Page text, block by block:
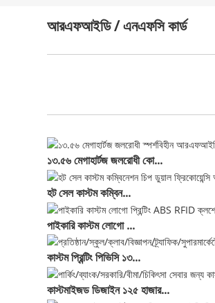
আরএফআইডি / এনএফসি কার্ড
১৩.৫৬ মেগাহার্টজ জলরোধী কো...
হট সেল কাস্টম কম্বিন...
পাইকারি কাস্টম লোগো ...
কাস্টম প্রিন্টিং পিভিসি ১৩...
কাস্টমাইজড ডিজাইন ১২৫ হাজার...